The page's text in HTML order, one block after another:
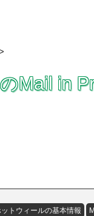
>
Mail in
トウィールの基本情報